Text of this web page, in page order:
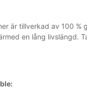
är tillverkad av 100
en lång livslängd.